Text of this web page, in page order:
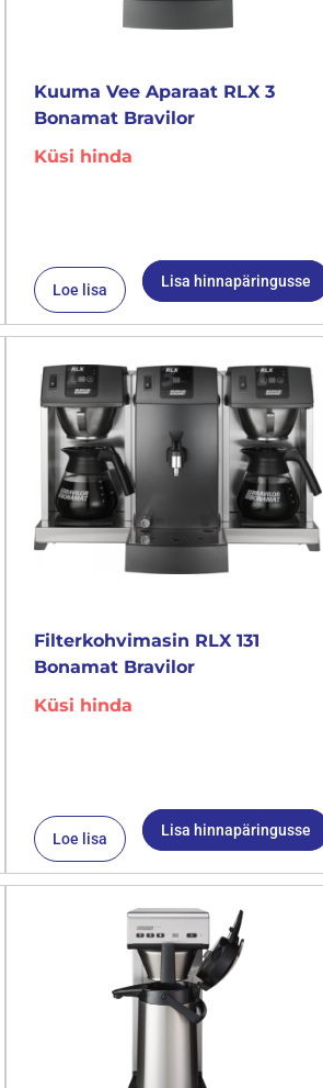
Kuuma Vee Aparaat RLX 3
Bonamat Bravilor
Küsi hinda
Loe lisa Lisa hinnapäringusse
Filterkohvimasin RLX 131
Bonamat Bravilor
Küsi hinda
Loe lisa Lisa hinnapäringusse